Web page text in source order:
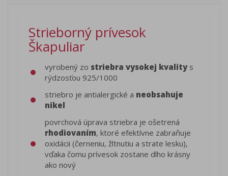
Strieborný prívesok
Škapuliar
vyrobený zo striebra vysokej kvalitys
rýdzosťou 925/1000
striebro je antialergické a neobsahuje
nikel
povrchová úprava striebra je ošetrená
rhodiovaním, ktoré efektívne zabraňuje
oxidácii (černeniu, žltnutiu a strate lesku),
vďaka čomu prívesok zostane dlho krásny
ako nový